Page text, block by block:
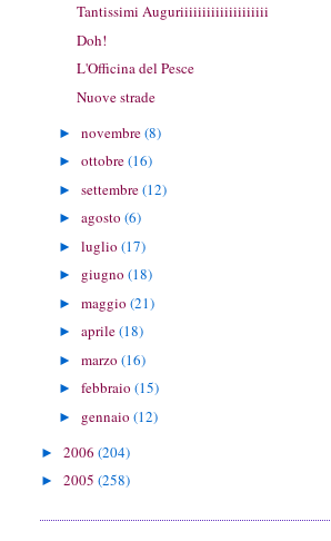
Tantissimi Auguriiiiiiiiiiiiiiiiiiii
Doh!
L'Officina del Pesce
Nuove strade
►novembre(8)
►ottobre(16)
►settembre(12)
►agosto(6)
►luglio(17)
► giugno(18)
►maggio(21)
►aprile(18)
►marzo(16)
►febbraio(15)
► gennaio(12)
►2006(204)
►2005(258)